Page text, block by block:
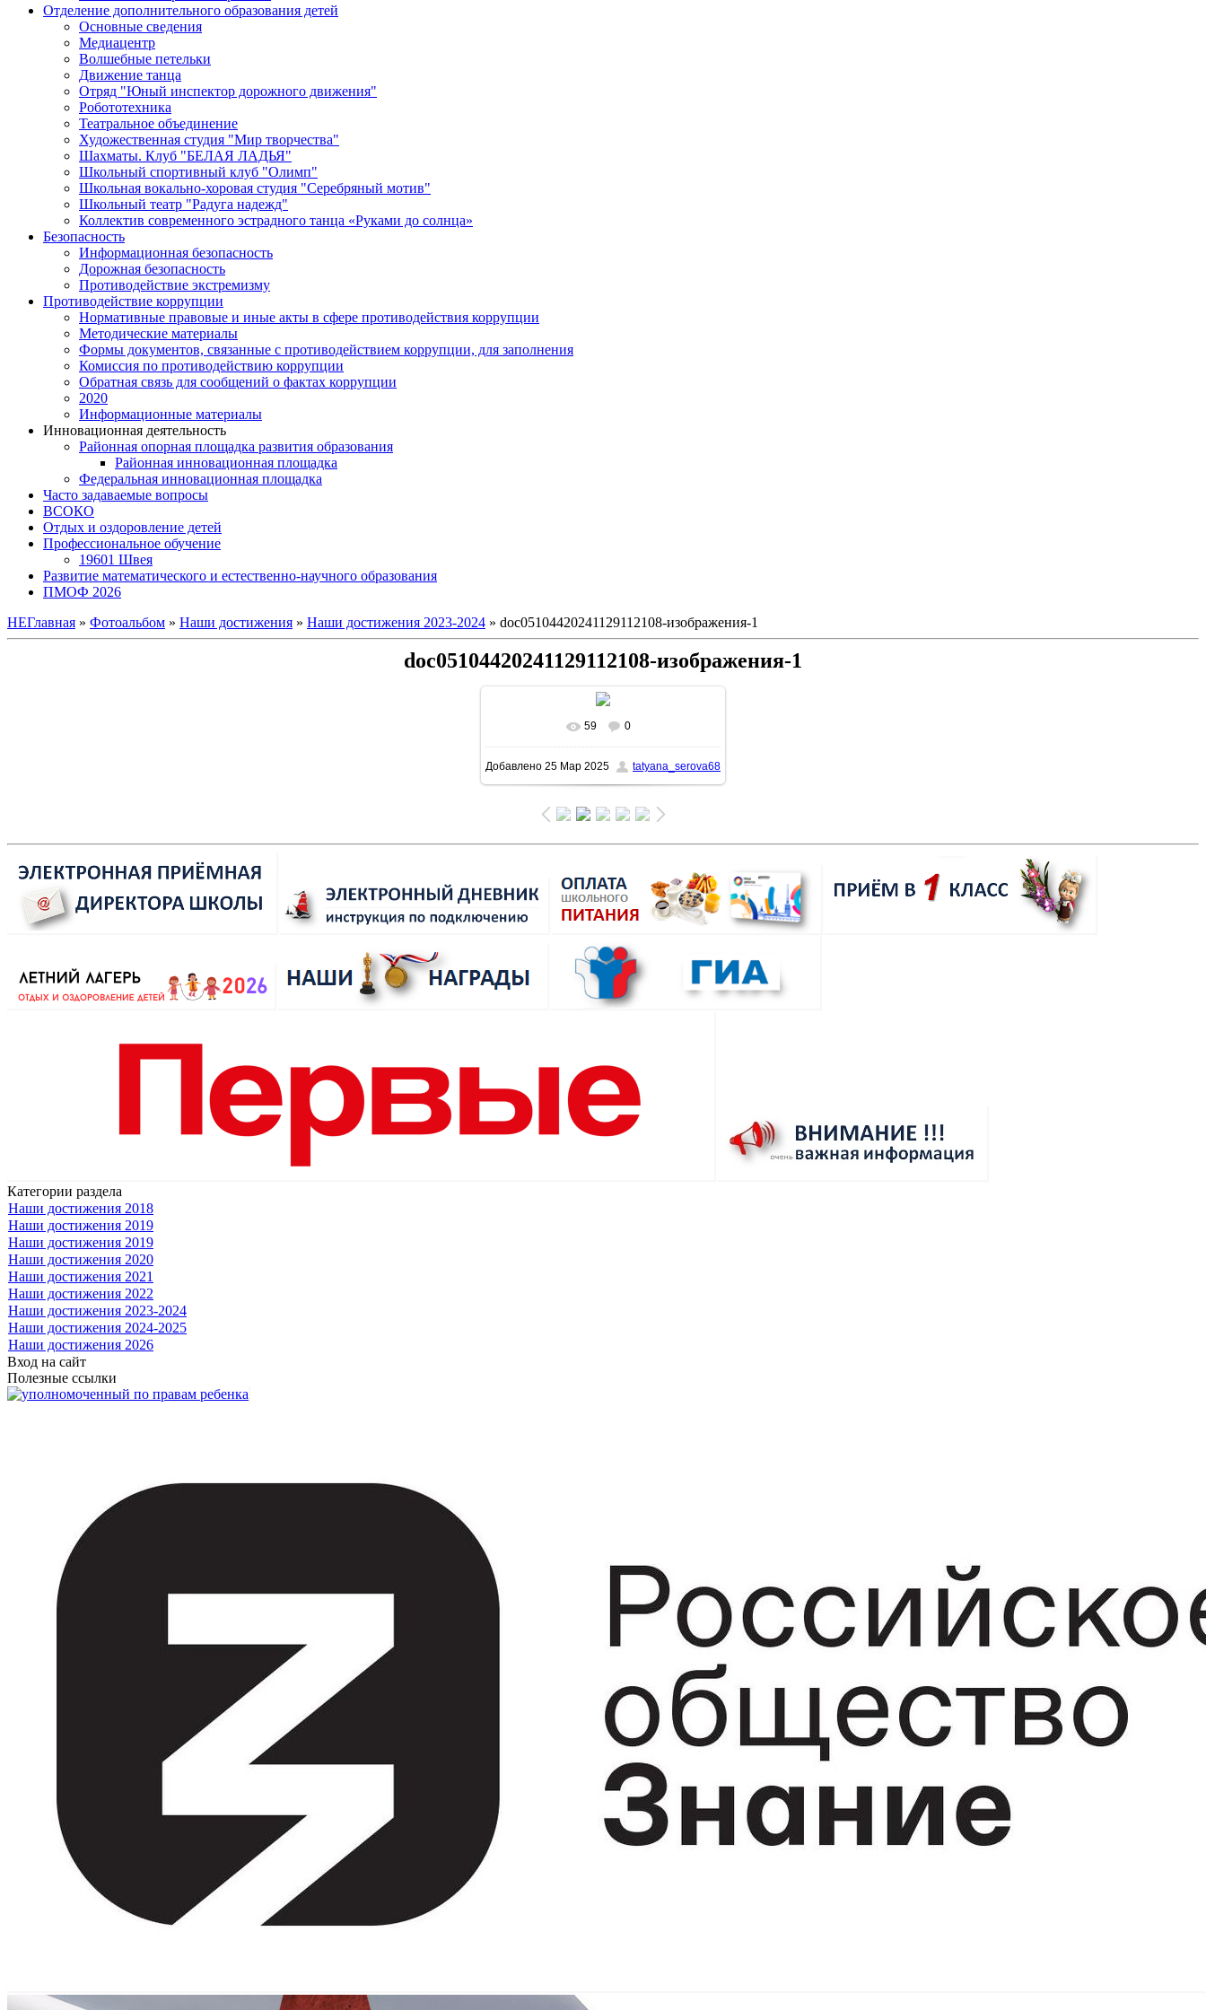
Отделение дополнительного образования детей
Основные сведения
Медиацентр
Волшебные петельки
Движение танца
Отряд "Юный инспектор дорожного движения"
Робототехника
Театральное объединение
Художественная студия "Мир творчества"
Шахматы. Клуб "БЕЛАЯ ЛАДЬЯ"
Школьный спортивный клуб "Олимп"
Школьная вокально-хоровая студия "Серебряный мотив"
Школьный театр "Радуга надежд"
Коллектив современного эстрадного танца «Руками до солнца»
Безопасность
Информационная безопасность
Дорожная безопасность
Противодействие экстремизму
Противодействие коррупции
Нормативные правовые и иные акты в сфере противодействия коррупции
Методические материалы
Формы документов, связанные с противодействием коррупции, для заполнения
Комиссия по противодействию коррупции
Обратная связь для сообщений о фактах коррупции
2020
Информационные материалы
Инновационная деятельность
Районная опорная площадка развития образования
Районная инновационная площадка
Федеральная инновационная площадка
Часто задаваемые вопросы
ВСОКО
Отдых и оздоровление детей
Профессиональное обучение
19601 Швея
Развитие математического и естественно-научного образования
ПМОФ 2026
НЕГлавная » Фотоальбом » Наши достижения » Наши достижения 2023-2024 » doc05104420241129112108-изображения-1
doc05104420241129112108-изображения-1
В реальном размере
216.8Kb
59 0
Добавлено 25 Мар 2025 tatyana_serova68
Категории раздела
Наши достижения 2018
Наши достижения 2019
Наши достижения 2019
Наши достижения 2020
Наши достижения 2021
Наши достижения 2022
Наши достижения 2023-2024
Наши достижения 2024-2025
Наши достижения 2026
Вход на сайт
Полезные ссылки